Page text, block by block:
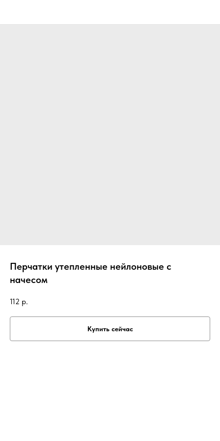
Перчатки утепленные нейлоновые с
начесом
112 р.
Купить сейчас